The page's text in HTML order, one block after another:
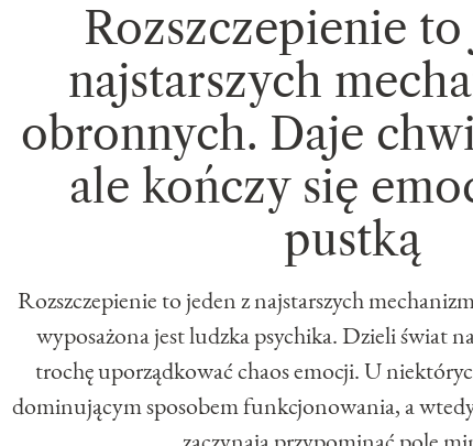
Rozszczepienie to
najstarszych
obronnych. Daje
ale kończy się
pustką
Rozszczepienie to jeden z najstarszych
wyposażona jest ludzka psychika. Dzieli świat
trochę uporządkować chaos emocji. U
dominującym sposobem funkcjonowania, a